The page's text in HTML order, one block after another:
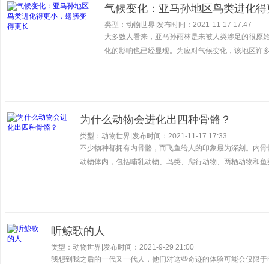
气候变化：亚马孙地区鸟类进化
类型：动物世界 发布时间：2021-11-17 17:47
大多数人看来，亚马孙雨林是未被人类涉足的很原
化的影响也已经显现。为应对气候变化，该地区许
为什么动物会进化出四种骨骼？
类型：动物世界 发布时间：2021-11-17 17:33
不少物种都拥有内骨骼，而飞鱼给人的印象最为深刻。内
动物体内，包括哺乳动物、鸟类、爬行动物、两栖动物和鱼
听鲸歌的人
类型：动物世界 发布时间：2021-9-29 21:00
我想到我之后的一代又一代人，他们对这些奇迹的体验可能会仅限